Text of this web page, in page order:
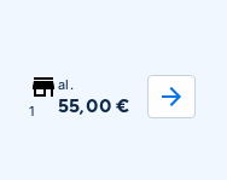
1
al.
55,00 €